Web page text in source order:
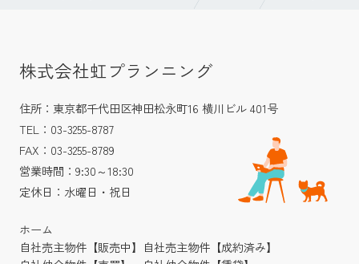
株式会社虹プランニング
住所：東京都千代田区神田松永町16 横川ビル 401号
TEL：03-3255-8787
FAX：03-3255-8789
営業時間：9:30～18:30
定休日：水曜日・祝日
ホーム
自社売主物件【販売中】 自社売主物件【成約済み】